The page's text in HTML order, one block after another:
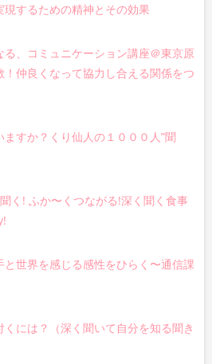
するための精神とその効果
る、コミュニケーション講座＠東京原
仲良くなって協力し合える関係をつ
すか？くり仙人の１０００人”聞
く! ふか〜くつながる!深く聞く食事
世界を感じる感性をひらく〜通信課
には？（深く聞いて自分を知る聞き